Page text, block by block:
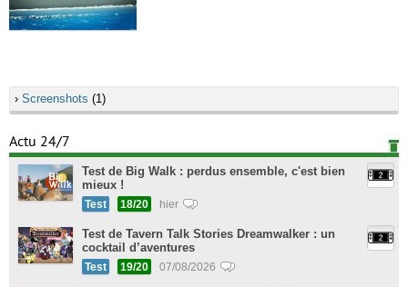
› Screenshots (1)
Actu 24/7
Test de Big Walk : perdus ensemble, c'est bien
mieux !
Test 18/20 hier
Test de Tavern Talk Stories Dreamwalker : un
cocktail d’aventures
Test 19/20 07/08/2026